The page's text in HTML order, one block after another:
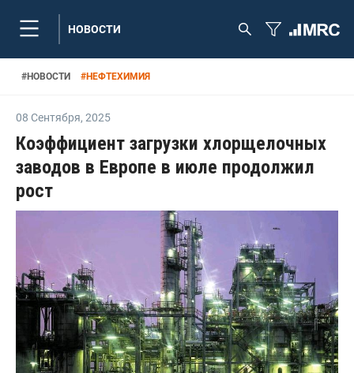
НОВОСТИ
#НОВОСТИ #НЕФТЕХИМИЯ
08 Сентября, 2025
Коэффициент загрузки хлорщелочных
заводов в Европе в июле продолжил
рост